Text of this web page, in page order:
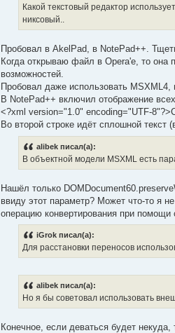
Какой текстовый редактор
никсовый..
Пробовал в AkelPad, в NotePad++.
Когда открываю файл в Opera'е, то она
возможностей.
Пробовал даже использовать MSXML4,
В NotePad++ включил отображение
<?xml version="1.0" encoding="UTF-
Во второй строке идёт сплошной текст
alibek писал(а):
В объектной модели MSXML есть
Нашёл только
ввиду этот параметр? Может что-то я
операцию конвертирования при помощи
iGrok писал(а):
Для расстановки переносов
alibek писал(а):
Но я бы советовал использовать
Конечное, если деваться будет